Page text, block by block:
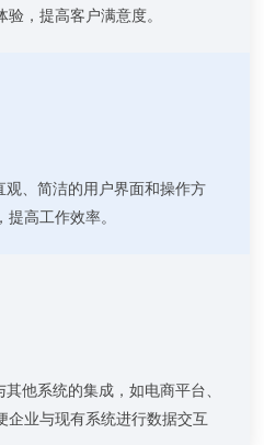
，提高客户满意度。
观、简洁的用户界面和操作方
高工作效率。
他系统的集成，如电商平台、
企业与现有系统进行数据交互